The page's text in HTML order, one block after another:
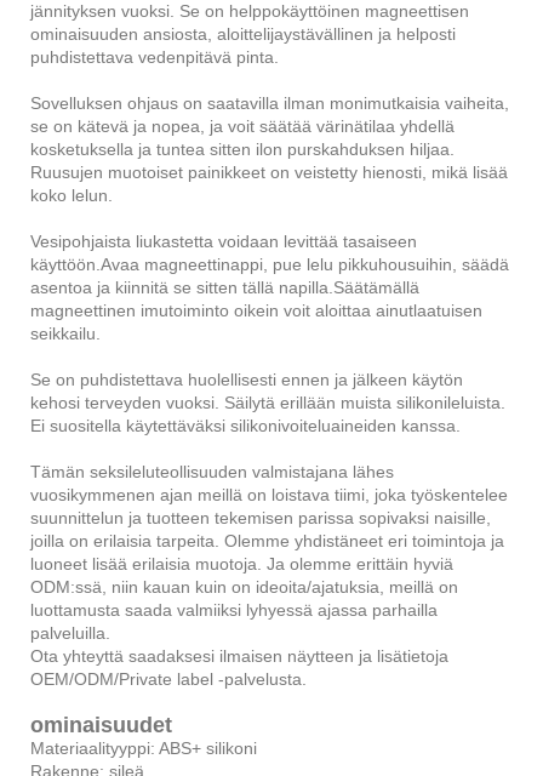
jännityksen vuoksi. Se on helppokäyttöinen magneettisen
ominaisuuden ansiosta, aloittelijaystävällinen ja helposti
puhdistettava vedenpitävä pinta.
Sovelluksen ohjaus on saatavilla ilman monimutkaisia ​​vaiheita,
se on kätevä ja nopea, ja voit säätää värinätilaa yhdellä
kosketuksella ja tuntea sitten ilon purskahduksen hiljaa.
Ruusujen muotoiset painikkeet on veistetty hienosti, mikä lisää
koko lelun.
Vesipohjaista liukastetta voidaan levittää tasaiseen
käyttöön.Avaa magneettinappi, pue lelu pikkuhousuihin, säädä
asentoa ja kiinnitä se sitten tällä napilla.Säätämällä
magneettinen imutoiminto oikein voit aloittaa ainutlaatuisen
seikkailu.
Se on puhdistettava huolellisesti ennen ja jälkeen käytön
kehosi terveyden vuoksi. Säilytä erillään muista silikonileluista.
Ei suositella käytettäväksi silikonivoiteluaineiden kanssa.
Tämän seksileluteollisuuden valmistajana lähes
vuosikymmenen ajan meillä on loistava tiimi, joka työskentelee
suunnittelun ja tuotteen tekemisen parissa sopivaksi naisille,
joilla on erilaisia ​​tarpeita. Olemme yhdistäneet eri toimintoja ja
luoneet lisää erilaisia ​​muotoja. Ja olemme erittäin hyviä
ODM:ssä, niin kauan kuin on ideoita/ajatuksia, meillä on
luottamusta saada valmiiksi lyhyessä ajassa parhailla
palveluilla.
Ota yhteyttä saadaksesi ilmaisen näytteen ja lisätietoja
OEM/ODM/Private label -palvelusta.
ominaisuudet
Materiaalityyppi: ABS+ silikoni
Rakenne: sileä